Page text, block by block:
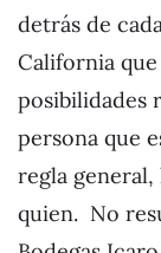
detrás de
California
posibilidades
persona que
regla general,
quien. No